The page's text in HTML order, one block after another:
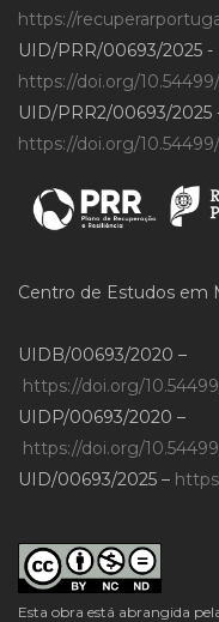
https://
UID/PRR/00693/2025 -
https://doi.org/
UID/PRR2/00693/2025
https://doi.org/
Centro de Estudos em
UIDB/00693/2020 –
https://doi.org/
UIDP/00693/2020 –
https://doi.org/
UID/00693/2025 –
Esta obra está abrangida